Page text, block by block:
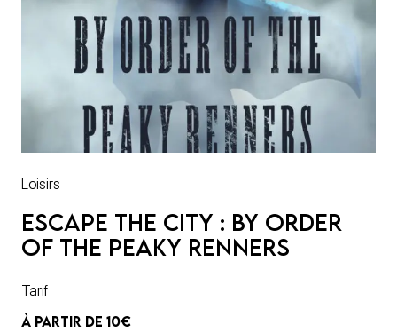
Loisirs
Escape The City : By Order
of the Peaky Renners
Tarif
À PARTIR DE 10€